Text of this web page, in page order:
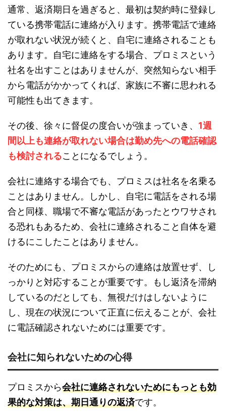
通常、返済期日を過ぎると、最初は契約時に登録し
ている携帯電話に連絡が入ります。携帯電話で連絡
が取れない状況が続くと、自宅に連絡されることも
あります。自宅に連絡をする場合、プロミスという
社名を出すことはありませんが、突然知らない相手
から電話がかかってくれば、家族に不審に思われる
可能性も出てきます。
その後、徐々に督促の度合いが強まっていき、 1週
間以上も連絡が取れない場合は勤め先への電話確認
も検討されることになるでしょう。
会社に連絡する場合でも、プロミスは社名を名乗る
ことはありません。しかし、自宅に電話をされる場
合と同様、職場で不審な電話があったとウワサされ
る恐れもあるため、会社に連絡されること自体を避
けるにこしたことはありません。
そのためにも、プロミスからの連絡は放置せず、し
っかりと対応することが重要です。もし返済を滞納
しているのだとしても、無視だけはしないように
し、現在の状況について正直に伝えることが、会社
に電話確認されないためには重要です。
会社に知られないための心得
プロミスから会社に連絡されないためにもっとも効
果的な対策は、期日通りの返済です。